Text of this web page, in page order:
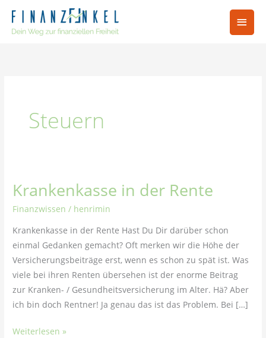
Inhalt
springen
Steuern
Krankenkasse in der Rente
Finanzwissen / henrimin
Krankenkasse in der Rente Hast Du Dir darüber schon
einmal Gedanken gemacht? Oft merken wir die Höhe der
Versicherungsbeiträge erst, wenn es schon zu spät ist. Was
viele bei ihren Renten übersehen ist der enorme Beitrag
zur Kranken- / Gesundheitsversicherung im Alter. Hä? Aber
ich bin doch Rentner! Ja genau das ist das Problem. Bei […]
Krankenkasse
der
Rente
Weiterlesen »